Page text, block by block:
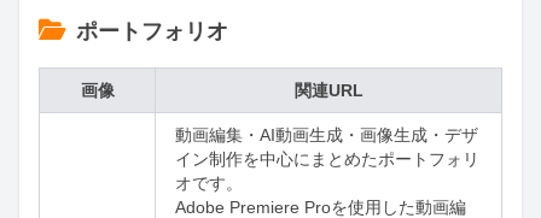
ポートフォリオ
画像 関連URL
動画編集・AI動画生成・画像生成・デザ
イン制作を中心にまとめたポートフォリ
オです。
Adobe Premiere Proを使用した動画編